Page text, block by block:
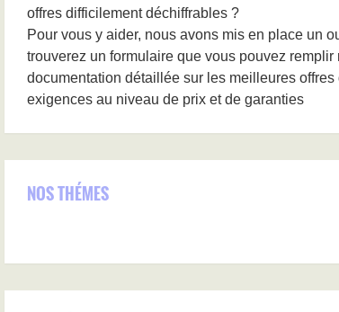
offres difficilement déchiffrables ?
Pour vous y aider, nous avons mis en place un
trouverez un formulaire que vous pouvez
documentation détaillée sur les meilleures
exigences au niveau de prix et de garanties
NOS THÉMES